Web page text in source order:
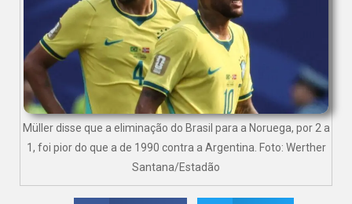
Müller disse que a eliminação do Brasil para a Noruega, por 2 a
1, foi pior do que a de 1990 contra a Argentina. Foto: Werther
Santana/Estadão